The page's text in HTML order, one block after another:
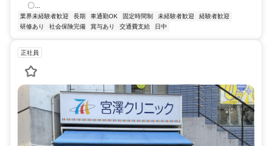
〇...
業界未経験者歓迎 長期 車通勤OK 固定時間制 未経験者歓迎
経験者歓迎
研修あり
社会保険完備 賞与あり 交通費支給 日中
正社員